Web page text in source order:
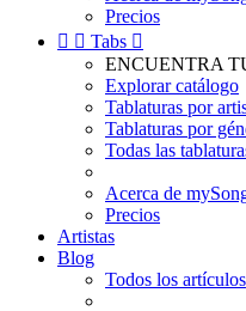
Precios
  Tabs 
ENCUENTRA
Explorar catálogo
Tablaturas por
Tablaturas por
Todas las
Acerca de
Precios
Artistas
Blog
Todos los artículos